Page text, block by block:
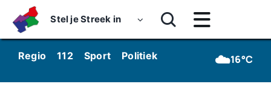
content
Stel je Streek in
Toggle
Navigatie
Home
Nieuws
Regio 112 Sport Politiek Kunst & Cultuur
☁️16°C